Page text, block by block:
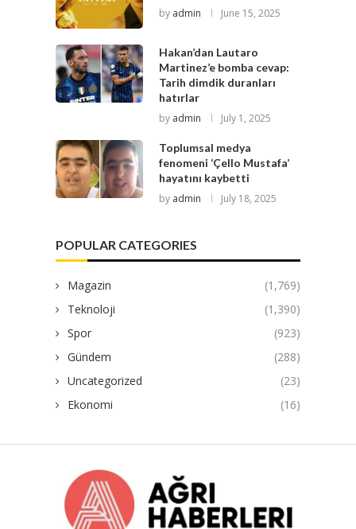
by admin June 15, 2025
Hakan’dan Lautaro
Martinez’e bomba cevap:
Tarih dimdik duranları
hatırlar
by admin July 1, 2025
Toplumsal medya
fenomeni ‘Çello Mustafa’
hayatını kaybetti
by admin July 18, 2025
POPULAR CATEGORIES
Magazin
(1,769)
Teknoloji
(1,390)
Spor
(923)
Gündem
(288)
Uncategorized
(23)
Ekonomi
(16)